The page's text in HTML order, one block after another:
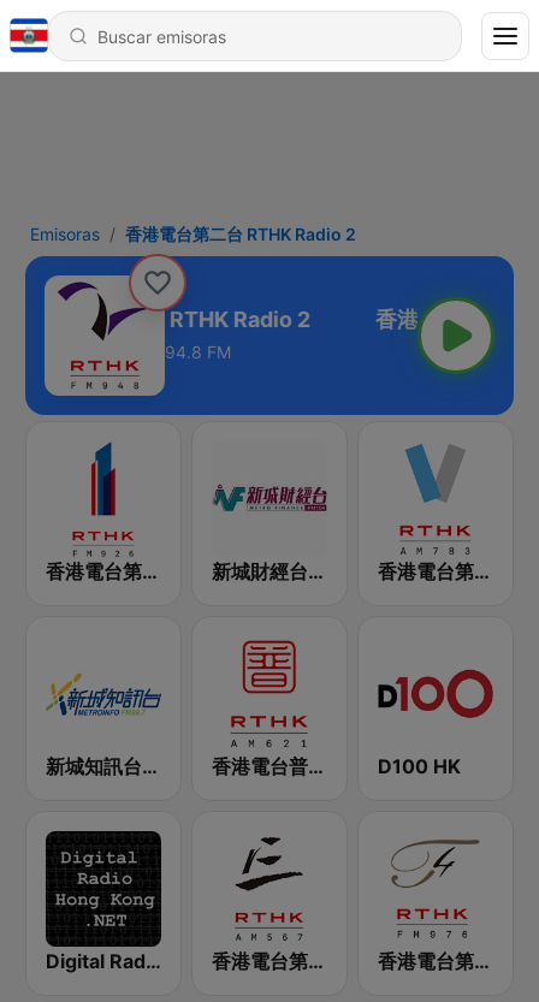
Emisoras 香港電台第二台 RTHK Radio 2
香港電台第二台 RTHK Radio 2
94.8 FM
香港電台第一台 RTHK Radio 1 新城財經台 Metro Finance FM104 香港電台第五台 - RTHK Radio 5
新城知訊台 MetroInfo FM99.7 香港電台普通話台 RTHK Radio D100 HK
Digital Radio Hong Kong 香港電台第三台 RTHK Radio 3 香港電台第四台 RTHK Radio 4